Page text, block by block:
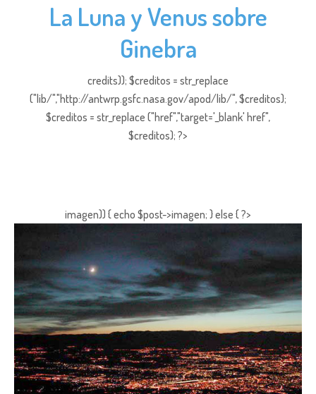
La Luna y Venus sobre
Ginebra
credits)); $creditos = str_replace
("lib/","http://antwrp.gsfc.nasa.gov/apod/lib/", $creditos);
$creditos = str_replace ("href","target='_blank' href",
$creditos); ?>
imagen)) { echo $post->imagen; } else { ?>